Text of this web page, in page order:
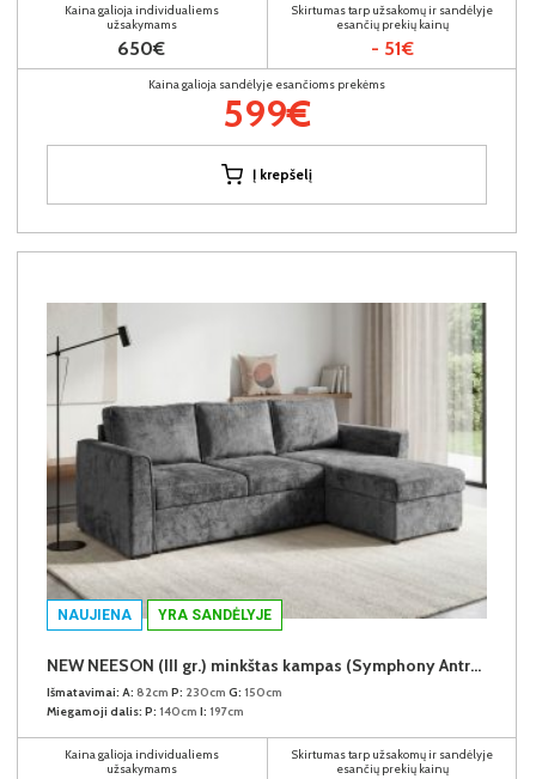
Kaina galioja individualiems
užsakymams
650€
Skirtumas tarp užsakomų ir sandėlyje
esančių prekių kainų
- 51€
Kaina galioja sandėlyje esančioms prekėms
599€
Į krepšelį
NAUJIENA YRA SANDĖLYJE
NEW NEESON (III gr.) minkštas kampas (Symphony Antracite-20)
Išmatavimai: A: 82cm P: 230cm G: 150cm
Miegamoji dalis: P: 140cm I: 197cm
Kaina galioja individualiems
užsakymams
Skirtumas tarp užsakomų ir sandėlyje
esančių prekių kainų